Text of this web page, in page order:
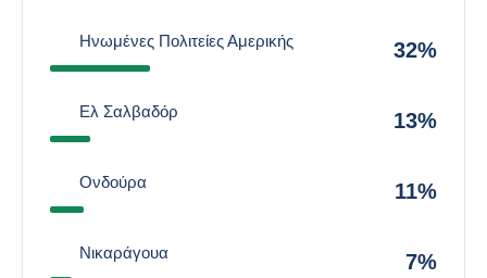
Ηνωμένες Πολιτείες Αμερικής 32%
Ελ Σαλβαδόρ 13%
Ονδούρα 11%
Νικαράγουα 7%